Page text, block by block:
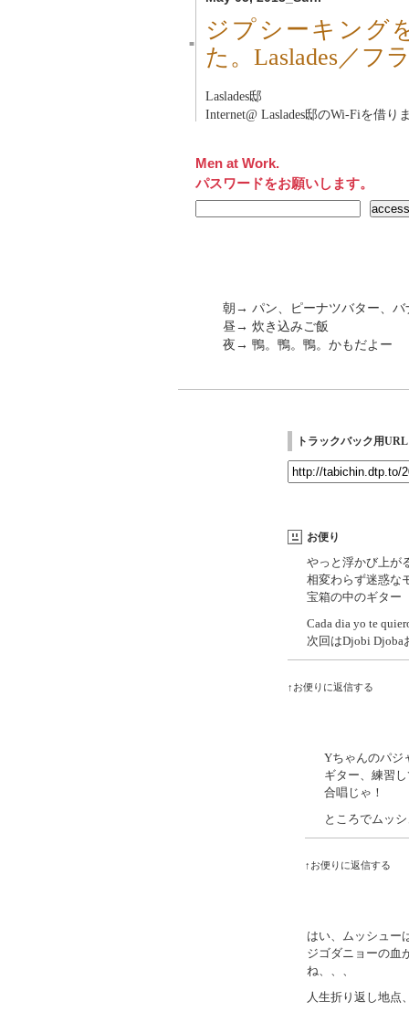
■
ジプシーキング
た。Laslades／フ
Laslades邸
Internet@ Laslades邸のWi-Fiを借り
Men at Work.
パスワードをお願いします。
朝→ パン、ピーナツバター、バ
昼→ 炊き込みご飯
夜→ 鴨。鴨。鴨。かもだよー
トラックバック用URL
お便り
やっと浮かび上が
相変わらず迷惑な
宝箱の中のギター
Cada dia yo te
次回はDjobi Djoba
↑お便りに返信する
Yちゃんのパジ
ギター、練習
合唱じゃ！
ところでムッ
↑お便りに返信する
はい、ムッシュー
ジゴダニョーの血
ね、、、
人生折り返し地点